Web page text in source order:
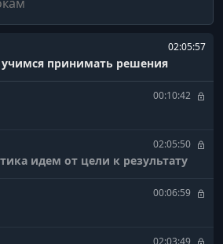
02:05:57
принимать решения
00:10:42
02:05:50
идем от цели к результату
00:06:59